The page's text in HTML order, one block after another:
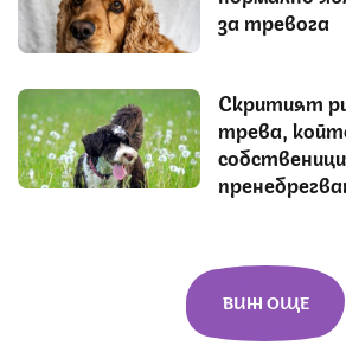
за тревога
Скритият
трева,
ВИЖ ОЩЕ